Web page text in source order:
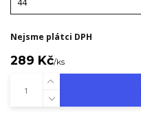
Nejsme plátci DPH
289 Kč/ks